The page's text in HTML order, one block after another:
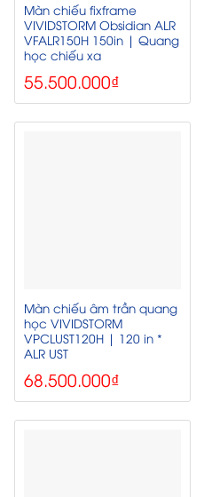
Màn chiếu fixframe
VIVIDSTORM Obsidian ALR
VFALR150H 150in | Quang
học chiếu xa
55.500.000₫
Màn chiếu âm trần quang
học VIVIDSTORM
VPCLUST120H | 120 in *
ALR UST
68.500.000₫